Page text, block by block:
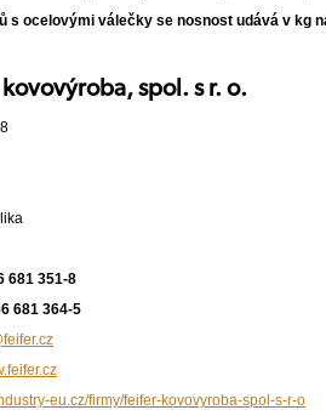
s ocelovými válečky se nosnost udává v kg
kovovýroba, spol. s r. o.
681 351-8
681 364-5
eu.cz/firmy/feifer-kovovyroba-spol-s-r-o